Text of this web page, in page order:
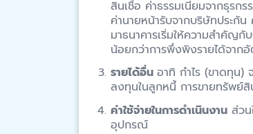
สินเชื่อ ค่าธรรมเนียมจากธุรก
ค่านายหน้ารับจากบริษัทประกัน
มาธนาคารเริ่มให้ความสำคัญกั
น้อยกว่าการพึ่งพิงรายได้จาก
รายได้อื่น อาทิ กำไร (ขาดทุน)
ลงทุนในลูกหนี้ การขายทรัพย์สิ
ค่าใช้จ่ายในการดำเนินงาน ส่วน
อุปกรณ์